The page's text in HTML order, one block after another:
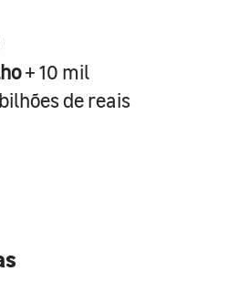
+ 10 mil
de reais